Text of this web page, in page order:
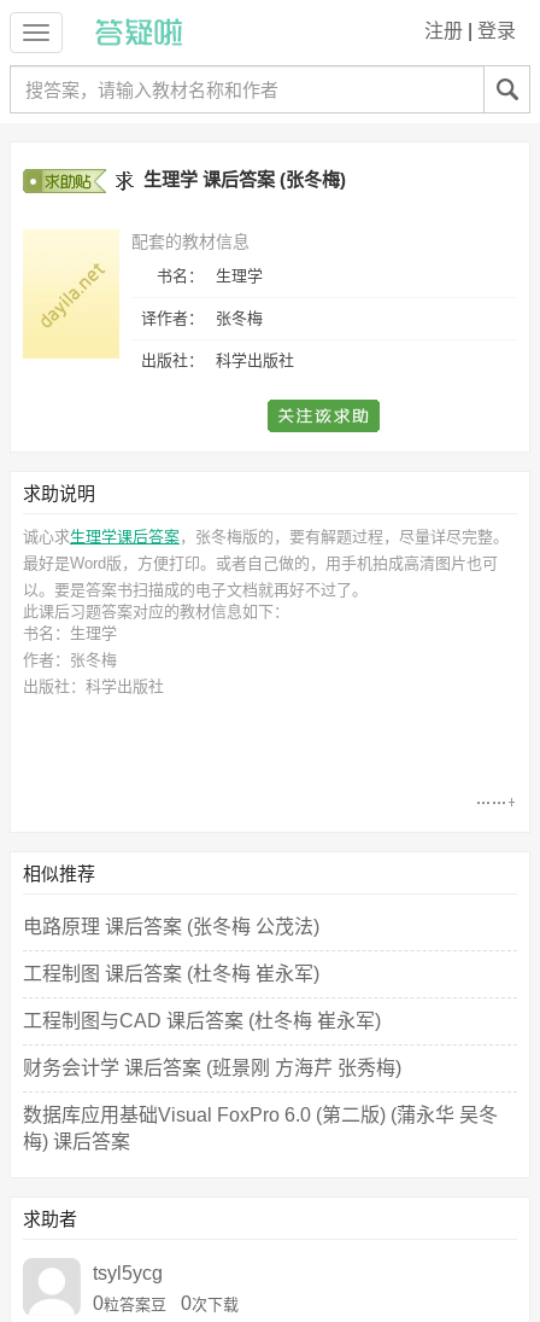
注册 登录
生理学 课后答案 (张冬梅)
配套的教材信息
书名： 生理学
译作者： 张冬梅
出版社： 科学出版社
求助说明
诚心求生理学课后答案，张冬梅版的，要有解题过程，尽量详尽完整。
最好是Word版，方便打印。或者自己做的，用手机拍成高清图片也可
以。要是答案书扫描成的电子文档就再好不过了。
此课后习题答案对应的教材信息如下：
书名：生理学
作者：张冬梅
出版社：科学出版社
相似推荐
电路原理 课后答案 (张冬梅 公茂法)
工程制图 课后答案 (杜冬梅 崔永军)
工程制图与CAD 课后答案 (杜冬梅 崔永军)
财务会计学 课后答案 (班景刚 方海芹 张秀梅)
数据库应用基础Visual FoxPro 6.0 (第二版) (蒲永华 吴冬
梅) 课后答案
求助者
tsyl5ycg
0粒答案豆 0次下载